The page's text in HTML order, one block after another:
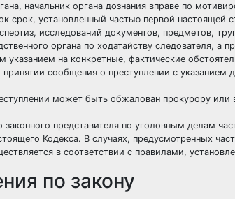
начальник органа дознания вправе по
срок, установленный частью первой
исследований документов, предметов,
органа по ходатайству следователя, а
указанием на конкретные, фактические
сообщения о преступлении с
может быть обжалован прокурору или
законного представителя по уголовным делам
Кодекса. В случаях, предусмотренных
в соответствии с правилами,
по закону